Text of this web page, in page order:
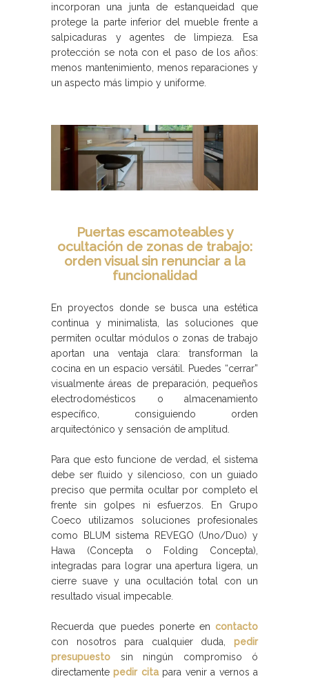
incorporan una junta de estanqueidad que
protege la parte inferior del mueble frente a
salpicaduras y agentes de limpieza. Esa
protección se nota con el paso de los años:
menos mantenimiento, menos reparaciones y
un aspecto más limpio y uniforme.
Puertas escamoteables y
ocultación de zonas de trabajo:
orden visual sin renunciar a la
funcionalidad
En proyectos donde se busca una estética
continua y minimalista, las soluciones que
permiten ocultar módulos o zonas de trabajo
aportan una ventaja clara: transforman la
cocina en un espacio versátil. Puedes “cerrar”
visualmente áreas de preparación, pequeños
electrodomésticos o almacenamiento
específico, consiguiendo orden
arquitectónico y sensación de amplitud.
Para que esto funcione de verdad, el sistema
debe ser fluido y silencioso, con un guiado
preciso que permita ocultar por completo el
frente sin golpes ni esfuerzos. En Grupo
Coeco utilizamos soluciones profesionales
como BLUM sistema REVEGO (Uno/Duo) y
Hawa (Concepta o Folding Concepta),
integradas para lograr una apertura ligera, un
cierre suave y una ocultación total con un
resultado visual impecable.
Recuerda que puedes ponerte en contacto
con nosotros para cualquier duda, pedir
presupuesto sin ningún compromiso ó
directamentepedir citapara venir a vernos a